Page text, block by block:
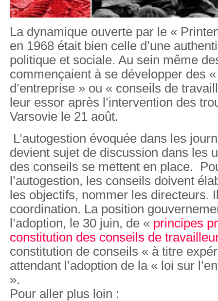
La dynamique ouverte par le «
en 1968 était bien celle d’une
politique et sociale. Au sein même
commençaient à se développer des
d’entreprise » ou « conseils de
leur essor après l’intervention des
Varsovie le 21 août.
L’autogestion évoquée dans les
devient sujet de discussion dans les
des conseils se mettent en place.
l’autogestion, les conseils doivent
les objectifs, nommer les directeurs.
coordination. La position
l’adoption, le 30 juin, de « principes
constitution des conseils de
constitution de conseils « à titre
attendant l’adoption de la « loi sur
».
Pour aller plus loin :